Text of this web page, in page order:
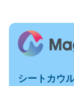
シートカウ